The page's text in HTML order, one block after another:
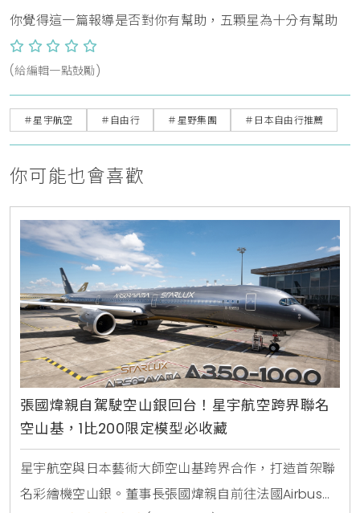
你覺得這一篇報導是否對你有幫助，五顆星為十分有幫助
(給編輯一點鼓勵)
＃星宇航空 ＃自由行 ＃星野集團 ＃日本自由行推薦
你可能也會喜歡
張國煒親自駕駛空山銀回台！星宇航空跨界聯名
空山基，1比200限定模型必收藏
星宇航空與日本藝術大師空山基跨界合作，打造首架聯
名彩繪機空山銀。董事長張國煒親自前往法國Airbus總